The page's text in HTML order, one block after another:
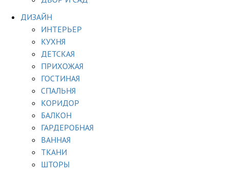
ДИЗАЙН
ИНТЕРЬЕР
КУХНЯ
ДЕТСКАЯ
ПРИХОЖАЯ
ГОСТИНАЯ
СПАЛЬНЯ
КОРИДОР
БАЛКОН
ГАРДЕРОБНАЯ
ВАННАЯ
ТКАНИ
ШТОРЫ